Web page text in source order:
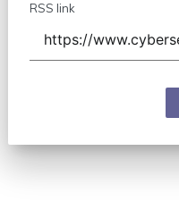
RSS link